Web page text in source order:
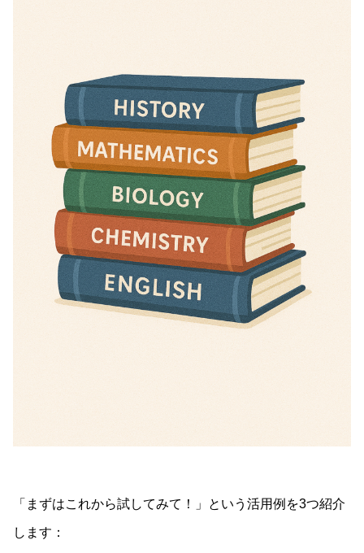
「まずはこれから試してみて！」という活用例を3つ紹介
します：